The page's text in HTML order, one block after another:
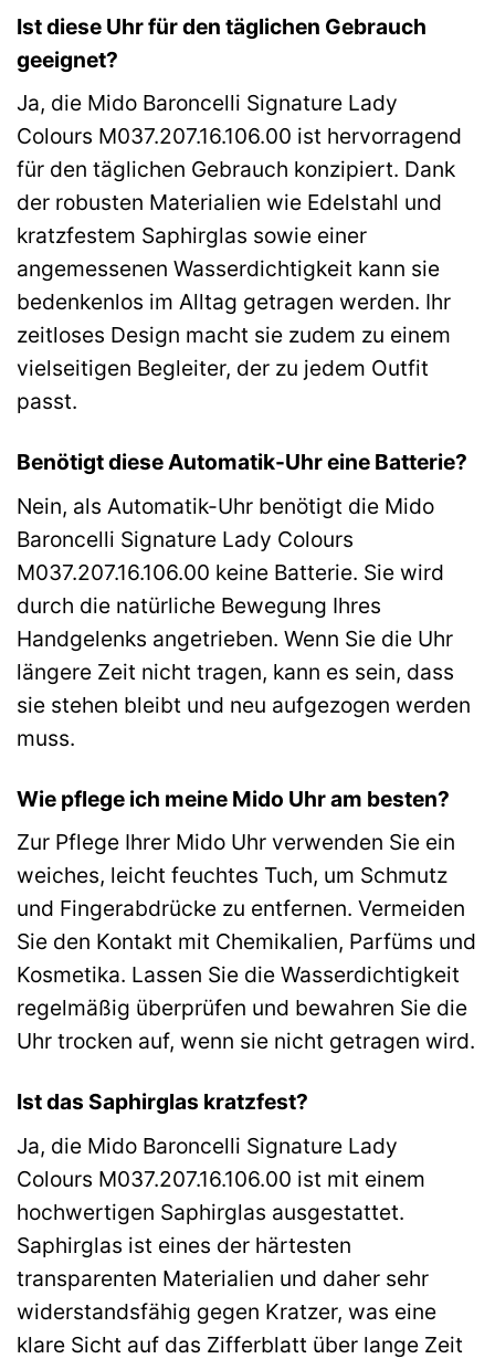
Ist diese Uhr für den täglichen Gebrauch
geeignet?
Ja, die Mido Baroncelli Signature Lady
Colours M037.207.16.106.00 ist hervorragend
für den täglichen Gebrauch konzipiert. Dank
der robusten Materialien wie Edelstahl und
kratzfestem Saphirglas sowie einer
angemessenen Wasserdichtigkeit kann sie
bedenkenlos im Alltag getragen werden. Ihr
zeitloses Design macht sie zudem zu einem
vielseitigen Begleiter, der zu jedem Outfit
passt.
Benötigt diese Automatik-Uhr eine Batterie?
Nein, als Automatik-Uhr benötigt die Mido
Baroncelli Signature Lady Colours
M037.207.16.106.00 keine Batterie. Sie wird
durch die natürliche Bewegung Ihres
Handgelenks angetrieben. Wenn Sie die Uhr
längere Zeit nicht tragen, kann es sein, dass
sie stehen bleibt und neu aufgezogen werden
muss.
Wie pflege ich meine Mido Uhr am besten?
Zur Pflege Ihrer Mido Uhr verwenden Sie ein
weiches, leicht feuchtes Tuch, um Schmutz
und Fingerabdrücke zu entfernen. Vermeiden
Sie den Kontakt mit Chemikalien, Parfüms und
Kosmetika. Lassen Sie die Wasserdichtigkeit
regelmäßig überprüfen und bewahren Sie die
Uhr trocken auf, wenn sie nicht getragen wird.
Ist das Saphirglas kratzfest?
Ja, die Mido Baroncelli Signature Lady
Colours M037.207.16.106.00 ist mit einem
hochwertigen Saphirglas ausgestattet.
Saphirglas ist eines der härtesten
transparenten Materialien und daher sehr
widerstandsfähig gegen Kratzer, was eine
klare Sicht auf das Zifferblatt über lange Zeit